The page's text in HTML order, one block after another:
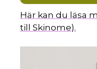
Här kan du läsa
till Skinome).